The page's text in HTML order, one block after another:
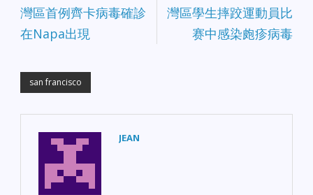
灣區首例齊卡病毒確診
在Napa出現
灣區學生摔跤運動員比
赛中感染皰疹病毒
san francisco
JEAN